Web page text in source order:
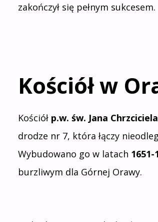
zakończył się pełnym sukcesem.
Kościół w
Kościół p.w. św. Jana Chrzciciela
drodze nr 7, która łączy
Wybudowano go w latach 1651-
burzliwym dla Górnej Orawy.